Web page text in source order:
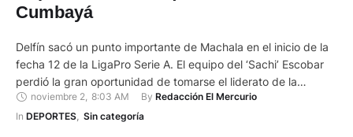
Cumbayá
Delfín sacó un punto importante de Machala en el inicio de la
fecha 12 de la LigaPro Serie A. El equipo del ‘Sachi’ Escobar
perdió la gran oportunidad de tomarse el liderato de la
segunda etapa, si bien igualó a 23 puntos (+4) con los líderes
Independiente del Valle (23 +11) y Liga de Quito …
noviembre 2 8:03 AM By Redacción El Mercurio
In DEPORTES, Sin categoría